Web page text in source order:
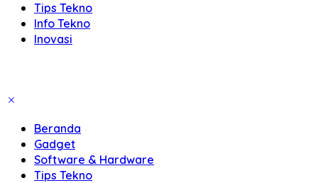
Tips Tekno
Info Tekno
Inovasi
Beranda
Gadget
Software & Hardware
Tips Tekno